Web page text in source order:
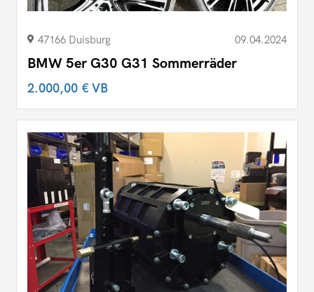
47166 Duisburg 09.04.2024
BMW 5er G30 G31 Sommerräder
2.000,00 €VB